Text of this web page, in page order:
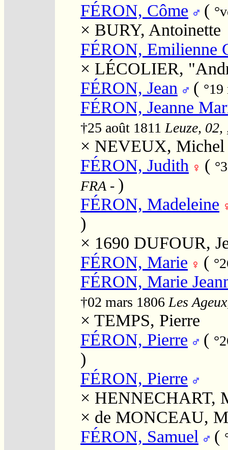
FÉRON, Côme (
× BURY, Antoinette
FÉRON, Emilienne
× LÉCOLIER,
FÉRON, Jean
(
FÉRON, Jeanne
†25 août 1811 Leuze,
× NEVEUX, Michel
FÉRON, Judith
(
FRA - )
FÉRON, Madeleine
)
× 1690 DUFOUR,
FÉRON, Marie
(
FÉRON, Marie
†02 mars 1806 Les
× TEMPS, Pierre
FÉRON, Pierre
(
)
FÉRON, Pierre
× HENNECHART,
× de MONCEAU,
FÉRON, Samuel
(